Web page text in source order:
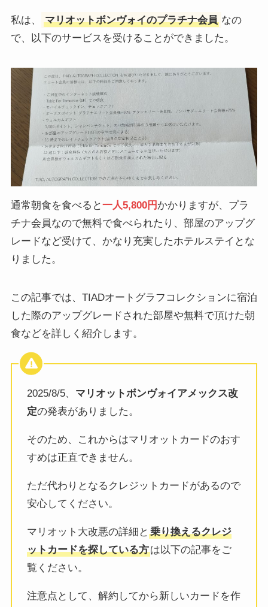
私は、 マリオットボンヴォイのプラチナ会員 なの
で、以下のサービスを受けることができました。
通常朝食を食べると一人5,800円 かかりますが、プラ
チナ会員なので無料で食べられたり、部屋のアップグ
レードなど受けて、かなり充実したホテルステイとな
りました。
この記事では、TIADオートグラフコレクションに宿泊
した際のアップグレードされた部屋や無料で頂けた朝
食などを詳しく紹介します。
2025/8/5、 マリオットボンヴォイアメックス改
定の発表がありました。
そのため、これからはマリオットカードのおす
すめは正直できません。
ただ代わりとなるクレジットカードがあるので
安心してください。
マリオット大改悪の詳細と乗り換えるクレジ
ットカードを探している方は以下の記事をご
覧ください。
注意点として、解約してから新しいカードを作